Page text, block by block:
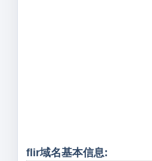
flir域名基本信息: